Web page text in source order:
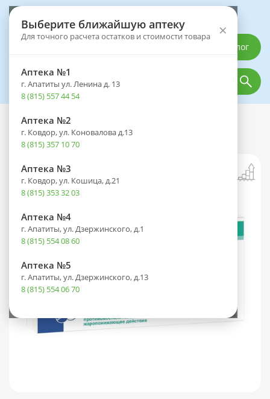
Выберите ближайшую аптеку
Для точного расчета остатков и стоимости товара ×
Аптека №1
г. Апатиты ул. Ленина д. 13
8 (815) 557 44 54
Аптека №2
г. Ковдор, ул. Коновалова д.13
8 (815) 357 10 70
Аптека №3
г. Ковдор, ул. Кошица, д.21
8 (815) 353 32 03
Аптека №4
г. Апатиты, ул. Дзержинского, д.1
8 (815) 554 08 60
Аптека №5
г. Апатиты, ул. Дзержинского, д.13
8 (815) 554 06 70
Каталог
Каталог Лекарственные препараты
Фламадекс таб. п/пл. об. 25мг №10